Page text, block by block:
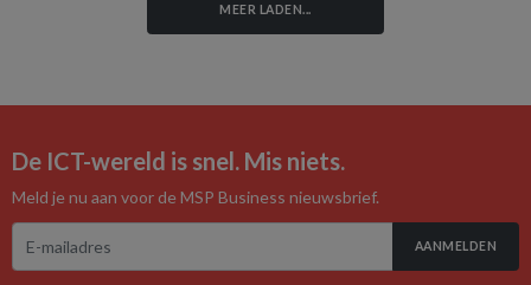
MEER LADEN...
De ICT-wereld is snel. Mis niets.
Meld je nu aan voor de MSP Business nieuwsbrief.
AANMELDEN